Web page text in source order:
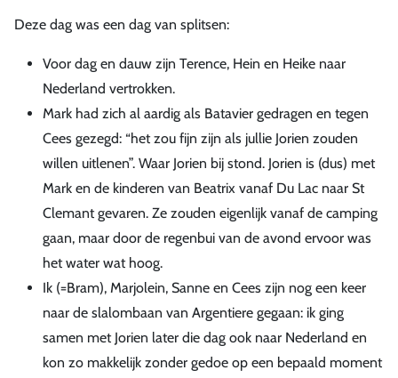
Deze dag was een dag van splitsen:
Voor dag en dauw zijn Terence, Hein en Heike naar
Nederland vertrokken.
Mark had zich al aardig als Batavier gedragen en tegen
Cees gezegd: “het zou fijn zijn als jullie Jorien zouden
willen uitlenen”. Waar Jorien bij stond. Jorien is (dus) met
Mark en de kinderen van Beatrix vanaf Du Lac naar St
Clemant gevaren. Ze zouden eigenlijk vanaf de camping
gaan, maar door de regenbui van de avond ervoor was
het water wat hoog.
Ik (=Bram), Marjolein, Sanne en Cees zijn nog een keer
naar de slalombaan van Argentiere gegaan: ik ging
samen met Jorien later die dag ook naar Nederland en
kon zo makkelijk zonder gedoe op een bepaald moment